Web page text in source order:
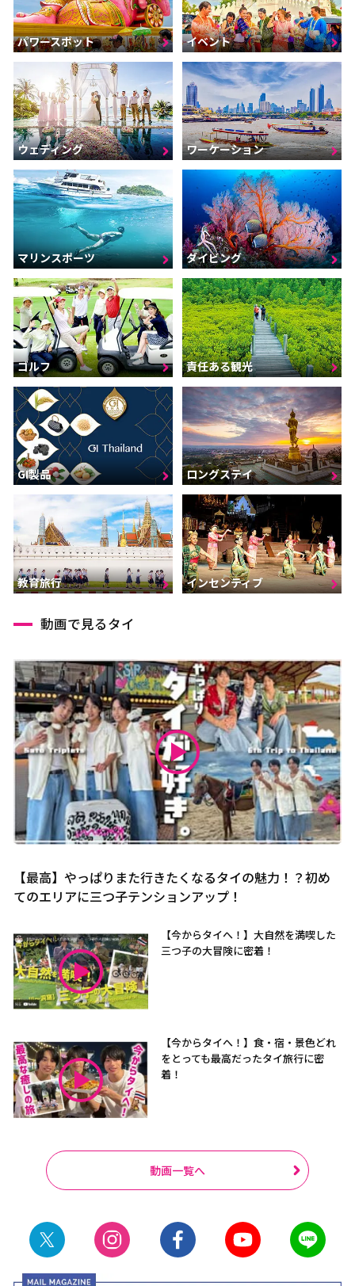
パワースポット イベント
ウェディング ワーケーション
マリンスポーツ ダイビング
ゴルフ 責任ある観光
GI製品 ロングステイ
教育旅行 インセンティブ
動画で見るタイ
【最高】やっぱりまた行きたくなるタイの魅力！？初め
てのエリアに三つ子テンションアップ！
【今からタイへ！】大自然を満喫した
三つ子の大冒険に密着！
【今からタイへ！】食・宿・景色どれ
をとっても最高だったタイ旅行に密
着！
動画一覧へ